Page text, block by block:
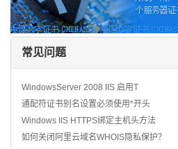
常见问题
WindowsServer 2008 IIS 启用T
通配符证书别名设置必须使用*开头
Windows IIS HTTPS绑定主机头方法
如何关闭阿里云域名WHOIS隐私保护？